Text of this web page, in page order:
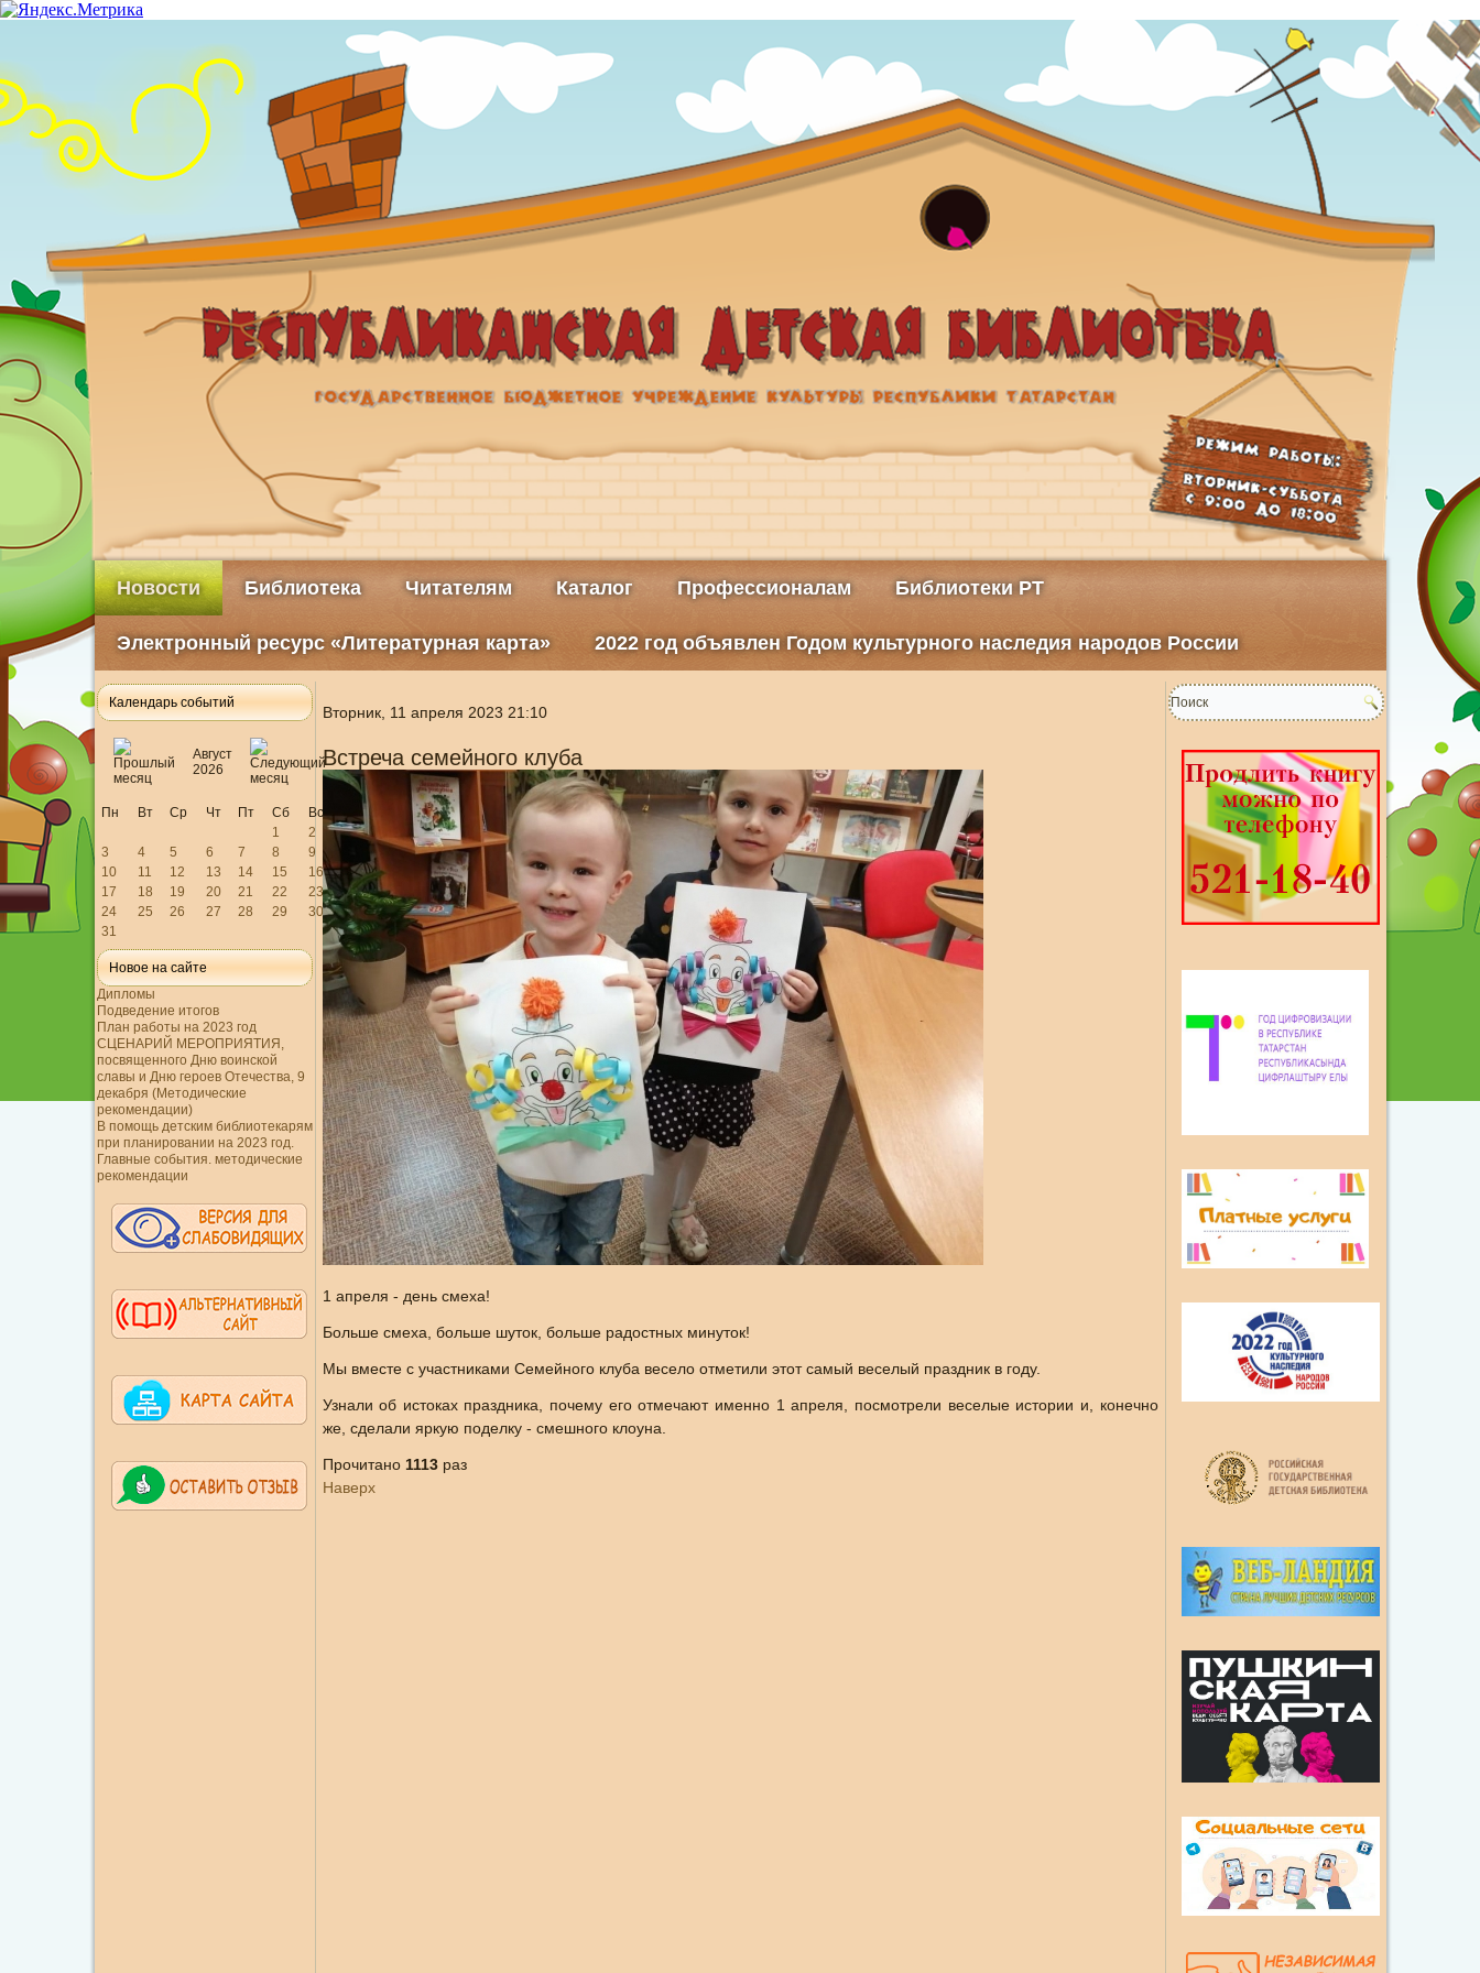
Новости Библиотека Читателям Каталог Профессионалам Библиотеки РТ
Электронный ресурс «Литературная карта» 2022 год объявлен Годом культурного наследия народов России
Календарь событий
Август
2026
Пн Вт Ср Чт Пт Сб
Вс
1
2
3
4 5 6 7 8
9
10
11 12 13 14 15
16
17
18 19 20 21 22
23
24
25 26 27 28 29
30
31
Новое на сайте
Дипломы
Подведение итогов
План работы на 2023 год
СЦЕНАРИЙ МЕРОПРИЯТИЯ,
посвященного Дню воинской
славы и Дню героев Отечества, 9
декабря (Методические
рекомендации)
В помощь детским библиотекарям
при планировании на 2023 год.
Главные события. методические
рекомендации
Вторник, 11 апреля 2023 21:10
Встреча семейного клуба
1 апреля - день смеха!
Больше смеха, больше шуток, больше радостных минуток!
Мы вместе с участниками Семейного клуба весело отметили этот самый веселый праздник в году.
Узнали об истоках праздника, почему его отмечают именно 1 апреля, посмотрели веселые истории и, конечно
же, сделали яркую поделку - смешного клоуна.
Прочитано 1113раз
Наверх